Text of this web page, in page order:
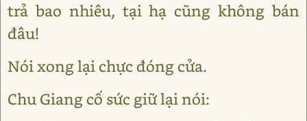
trả bao nhiêu, tại hạ cũng không bán
đâu!
Nói xong lại chực đóng cửa.
Chu Giang cố sức giữ lại nói: